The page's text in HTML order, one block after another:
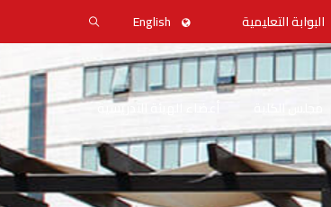
البوابة التعليمية English
أعضاء الهيئة التدريسية